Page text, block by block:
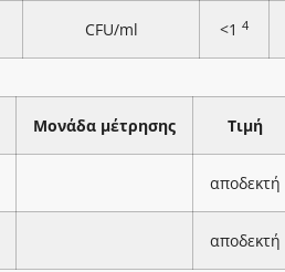
CFU/ml <1 4
Μονάδα μέτρησης Τιμή
αποδεκτή
αποδεκτή